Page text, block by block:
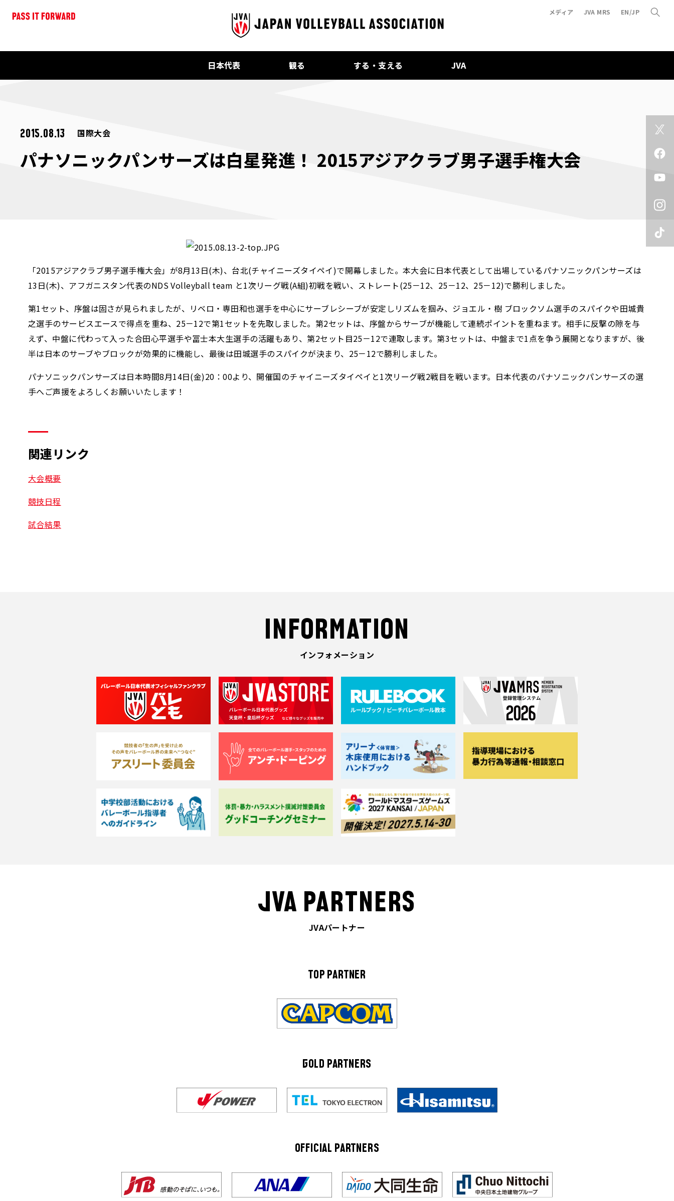
メディア JVA MRS EN/JP
日本代表 観る する・支える JVA
2015.08.13 国際大会
パナソニックパンサーズは白星発進！ 2015アジアクラブ男子選手権大会
「2015アジアクラブ男子選手権大会」が8月13日(木)、台北(チャイニーズタイペイ)で開幕しました。本大会に日本代表として出場しているパナソニックパンサーズは
13日(木)、アフガニスタン代表のNDS Volleyball team と1次リーグ戦(A組)初戦を戦い、ストレート(25－12、25－12、25－12)で勝利しました。
第1セット、序盤は固さが見られましたが、リベロ・専田和也選手を中心にサーブレシーブが安定しリズムを掴み、ジョエル・樹 ブロックソム選手のスパイクや田城貴
之選手のサービスエースで得点を重ね、25－12で第1セットを先取しました。第2セットは、序盤からサーブが機能して連続ポイントを重ねます。相手に反撃の隙を与
えず、中盤に代わって入った合田心平選手や冨士本大生選手の活躍もあり、第2セット目25－12で連取します。第3セットは、中盤まで1点を争う展開となりますが、後
半は日本のサーブやブロックが効果的に機能し、最後は田城選手のスパイクが決まり、25－12で勝利しました。
パナソニックパンサーズは日本時間8月14日(金)20：00より、開催国のチャイニーズタイペイと1次リーグ戦2戦目を戦います。日本代表のパナソニックパンサーズの選
手へご声援をよろしくお願いいたします！
関連リンク
大会概要
競技日程
試合結果
INFORMATION
インフォメーション
JVA PARTNERS
JVAパートナー
TOP PARTNER
GOLD PARTNERS
OFFICIAL PARTNERS